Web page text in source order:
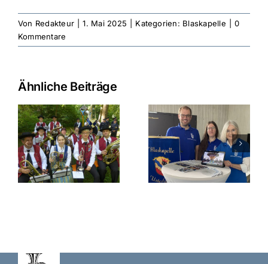
Von Redakteur 1. Mai 2025 Kategorien: Blaskapelle
0
Kommentare
Ähnliche Beiträge